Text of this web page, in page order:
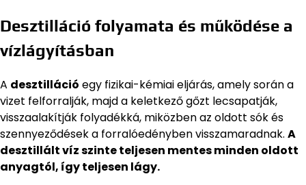
Desztilláció folyamata és működése a
vízlágyításban
A desztilláció egy fizikai-kémiai eljárás, amely során a
vizet felforralják, majd a keletkező gőzt lecsapatják,
visszaalakítják folyadékká, miközben az oldott sók és
szennyeződések a forralóedényben visszamaradnak. A
desztillált víz szinte teljesen mentes minden oldott
anyagtól, így teljesen lágy.